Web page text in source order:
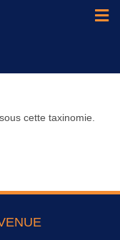
cette taxinomie.